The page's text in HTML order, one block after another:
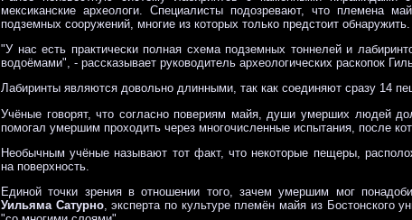
мексиканские археологи. Специалисты подозревают, что племена
подземных сооружений, многие из которых только предстоит обнаружить.
"У нас есть практически полная схема подземных тоннелей и
водоёмами", - рассказывает руководитель археологических раскопок
Лабиринты являются довольно длинными, так как соединяют сразу 14
Учёные говорят, что согласно повериям майя, души умерших людей
помогал умершим проходить через многочисленные испытания, после
Необычным учёные называют тот факт, что некоторые пещеры,
на поверхность.
Единой точки зрения в отношении того, зачем умершим мог
Уильяма Сатурно, эксперта по культуре племён майя из Бостонского